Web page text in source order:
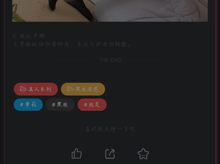
版权声明
文章版权归作者所有，未经允许请勿转载。
真人系列 黑丝诱惑
# 萝莉 # 黑丝 # 丝足
喜欢就支持一下吧